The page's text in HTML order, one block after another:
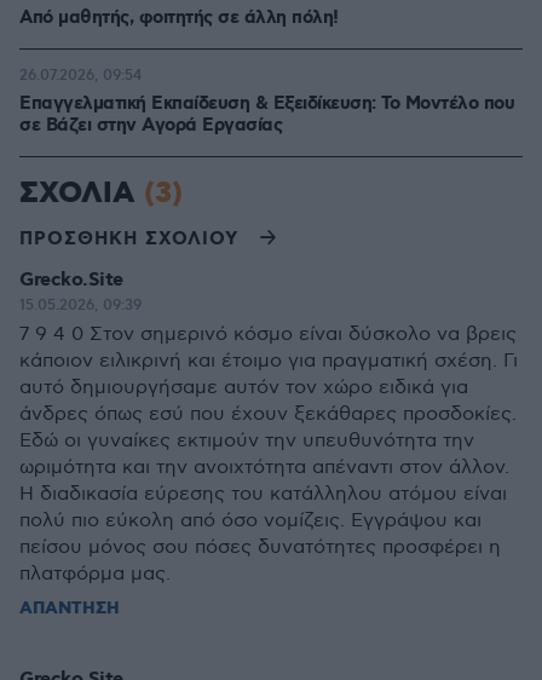
Από μαθητής, φοιτητής σε άλλη πόλη!
Επαγγελματική Εκπαίδευση & Εξειδίκευση: Το Mοντέλο που
σε Bάζει στην Aγορά Eργασίας
26.07.2026, 09:54
ΣΧΟΛΙΑ (3)
ΠΡΟΣΘΗΚΗ ΣΧΟΛΙΟΥ
Grecko.Site
15.05.2026, 09:39
7 9 4 0 Στον σημερινό κόσμο είναι δύσκολο να βρεις
κάποιον ειλικρινή και έτοιμο για πραγματική σχέση. Γι
αυτό δημιουργήσαμε αυτόν τον χώρο ειδικά για
άνδρες όπως εσύ που έχουν ξεκάθαρες προσδοκίες.
Εδώ οι γυναίκες εκτιμούν την υπευθυνότητα την
ωριμότητα και την ανοιχτότητα απέναντι στον άλλον.
Η διαδικασία εύρεσης του κατάλληλου ατόμου είναι
πολύ πιο εύκολη από όσο νομίζεις. Εγγράψου και
πείσου μόνος σου πόσες δυνατότητες προσφέρει η
πλατφόρμα μας.
ΑΠΑΝΤΗΣΗ